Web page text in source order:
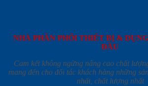
NHÀ PHÂN PHỐI THIẾT BỊ &
ĐẦU
Cam kết không ngừng nâng cao chất
mang đến cho đối tác khách hàng những
nhất, chất lượng nhất